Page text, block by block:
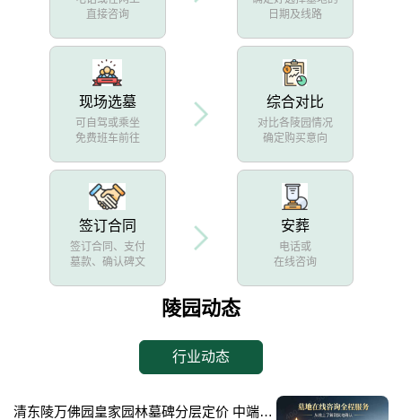
直接咨询
日期及线路
现场选墓
可自驾或乘坐
免费班车前往
综合对比
对比各陵园情况
确定购买意向
签订合同
签订合同、支付
墓款、确认碑文
安葬
电话或
在线咨询
陵园动态
行业动态
清东陵万佛园皇家园林墓碑分层定价 中端墓位限时大额让利详解及优惠福利